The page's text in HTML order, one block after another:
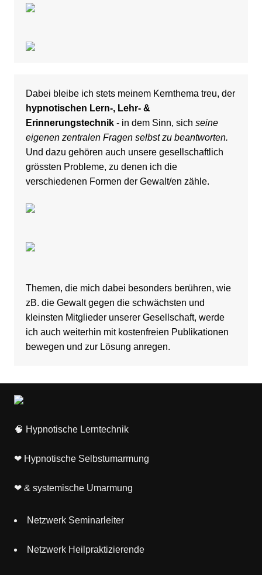
Dabei bleibe ich stets meinem Kernthema treu, der
hypnotischen Lern-, Lehr- &
Erinnerungstechnik- in dem Sinn, sich seine
eigenen zentralen Fragen selbst zu beantworten.
Und dazu gehören auch unsere gesellschaftlich
grössten Probleme, zu denen ich die
verschiedenen Formen der Gewalt/en zähle.
Themen, die mich dabei besonders berühren, wie
zB. die Gewalt gegen die schwächsten und
kleinsten Mitglieder unserer Gesellschaft, werde
ich auch weiterhin mit kostenfreien Publikationen
bewegen und zur Lösung anregen.
🧠 Hypnotische Lerntechnik
❤ Hypnotische Selbstumarmung
❤ & systemische Umarmung
Netzwerk Seminarleiter
Netzwerk Heilpraktizierende